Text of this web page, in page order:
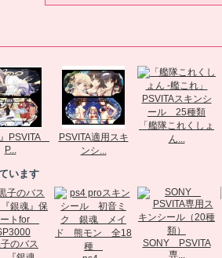
』PSVITA
P...
PSVITA適用スキ
ンシ...
「艦隊これくしょ
ん...
います
子のバス
SONY PSVITA
専...